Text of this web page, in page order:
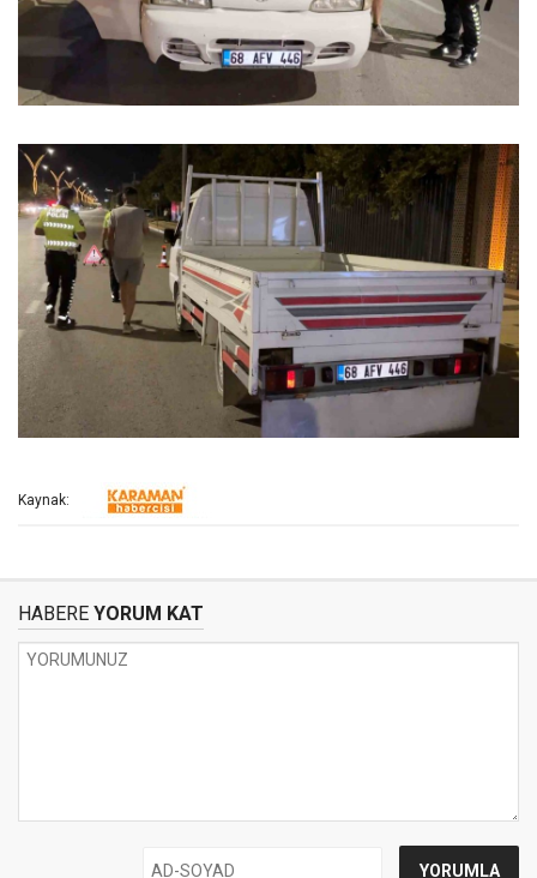
Kaynak:
HABERE YORUM KAT